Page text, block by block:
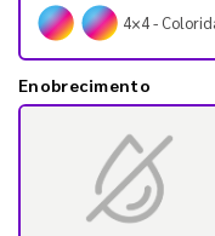
4×4 -
Enobrecimento